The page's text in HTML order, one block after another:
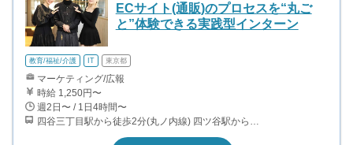
ECサイト(通販)のプロセスを“丸ご
と”体験できる実践型インターン
教育/福祉/介護 IT 東京都
マーケティング/広報
時給 1,250円〜
週2日〜 / 1日4時間〜